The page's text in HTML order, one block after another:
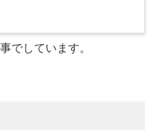
でしています。